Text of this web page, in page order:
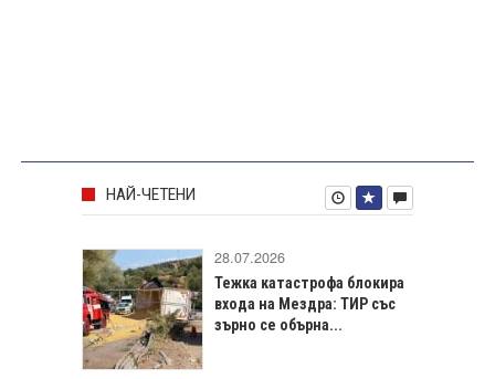
НАЙ-ЧЕТЕНИ
28.07.2026
Тежка катастрофа блокира
входа на Мездра: ТИР със
зърно се обърна...